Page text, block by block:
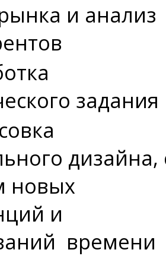
и анализ
задания
дизайна,
новых
и
времени